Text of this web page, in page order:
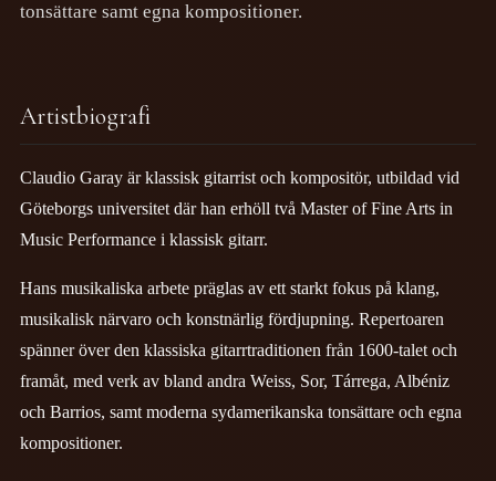
tonsättare samt egna kompositioner.
Artistbiografi
Claudio Garay är klassisk gitarrist och kompositör, utbildad vid
Göteborgs universitet där han erhöll två Master of Fine Arts in
Music Performance i klassisk gitarr.
Hans musikaliska arbete präglas av ett starkt fokus på klang,
musikalisk närvaro och konstnärlig fördjupning. Repertoaren
spänner över den klassiska gitarrtraditionen från 1600-talet och
framåt, med verk av bland andra Weiss, Sor, Tárrega, Albéniz
och Barrios, samt moderna sydamerikanska tonsättare och egna
kompositioner.